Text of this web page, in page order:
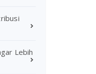
Lebih